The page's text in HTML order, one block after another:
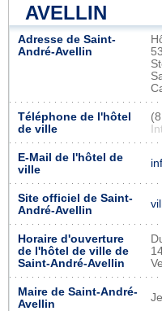
AVELLIN
Adresse de Saint-
André-Avellin
Téléphone de l'hôtel
de ville
E-Mail de l'hôtel de
ville
Site officiel de Saint-
André-Avellin
Horaire d'ouverture
de l'hôtel de ville de
Saint-André-Avellin
Maire de Saint-André-
Avellin